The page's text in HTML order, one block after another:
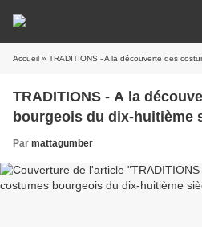
Accueil » TRADITIONS - A la découverte des
TRADITIONS - A la
bourgeois du dix-huitième
Par mattagumber